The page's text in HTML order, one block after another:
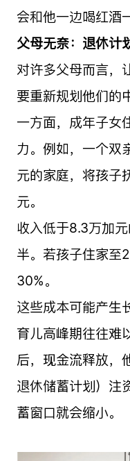
会和他一边喝红酒
父母无奈：退休计
对许多父母而言，
要重新规划他们的
一方面，成年子女
力。例如，一个双
元的家庭，将孩子
元。
收入低于8.3万加
半。若孩子住家至
30%。
这些成本可能产生
育儿高峰期往往难
后，现金流释放，
退休储蓄计划）注
蓄窗口就会缩小。